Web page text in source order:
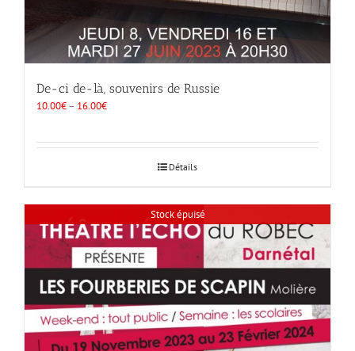
De-ci de-là, souvenirs de Russie
10.00€– 16.00€
Détails
Stock épuisé